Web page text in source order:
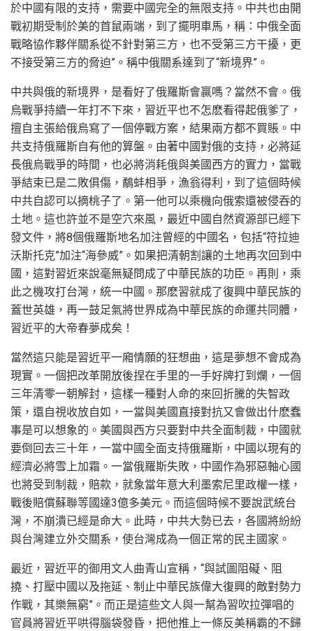
於中國有限的支持，需要中國完全的無限支持。中共也由開
戰初期受制於美的首鼠兩端，到了擺明車馬，稱：中俄全面
戰略協作夥伴關系從不針對第三方，也不受第三方干擾，更
不接受第三方的脅迫”。稱中俄關系達到了“新境界”。
中共與俄的新境界，是看好了俄羅斯會贏嗎？當然不會。俄
烏戰爭持續一年打不下來，習近平也不怎麽看得起俄爹了，
擅自主張給俄烏寫了一個停戰方案，結果兩方都不買賬。中
共支持俄羅斯自有他的算盤。由著中國對俄的支持，必將延
長俄烏戰爭的時間，也必將消耗俄與美國西方的實力，當戰
爭結束已是二敗俱傷，鷸蚌相爭，漁翁得利，到了這個時候
中共自認可以摘桃子了。第一他可以乘機向俄索還被侵吞的
土地。這也許並不是空穴來風，最近中國自然資源部已經下
發文件，將8個俄羅斯地名加注曾經的中國名，包括“符拉迪
沃斯托克”加注“海參威”。如果把清朝割讓的土地再次回到中
國，這對習近來說毫無疑問成了中華民族的功臣。再則，乘
此之機攻打台灣，統一中國。那麽習就成了復興中華民族的
蓋世英雄，再一鼓足氣將世界成為中華民族的命運共同體，
習近平的大帝春夢成矣！
當然這只能是習近平一廂情願的狂想曲，這是夢想不會成為
現實。一個把改革開放後捏在手里的一手好牌打到爛，一個
三年清零一朝解封，這樣一種對人命的來回折騰的失智政
策，還自視收放自如，一當與美國直接對抗又會做出什麽蠢
事是可以想象的。美國與西方只要對中共全面制裁，中國就
要倒回去三十年，一當中國全面支持俄羅斯，中國以現有的
經濟必將雪上加霜。一當俄羅斯失敗，中國作為邪惡軸心國
也將受到制裁，賠款，就象當年意大利墨索尼里政權一樣，
戰後賠償蘇聯等國達3億多美元。而這個時候不要說武統台
灣，不崩潰已經是命大。此時，中共大勢已去，各國將紛紛
與台灣建立外交關系，使台灣成為一個正常的民主國家。
最近，習近平的御用文人曲青山宣稱，“與試圖阻礙、阻
撓、打壓中國以及拖延、制止中華民族偉大復興的敵對勢力
作戰，其樂無窮”。而正是這些文人與一幫為習吹拉彈唱的
官員將習近平哄得腦袋發昏，把他推上一條反美稱霸的不歸